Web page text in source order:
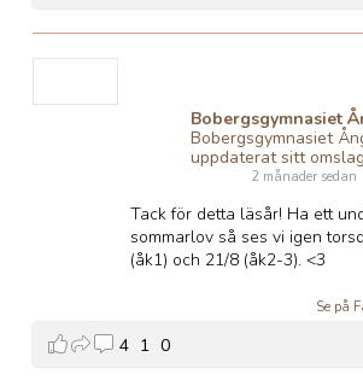
Bobergsgymnasiet
Bobergsgymnasiet
uppdaterat sitt
2 månader sedan
Tack för detta läsår! Ha ett
sommarlov så ses vi igen
(åk1) och 21/8 (åk2-3). <3
Se på
4 1 0